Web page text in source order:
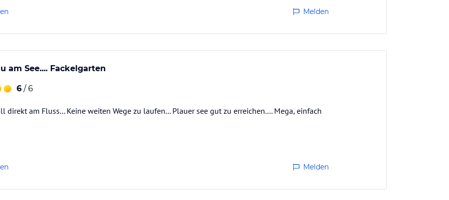
Melden
am See.... Fackelgarten
6 / 6
direkt am Fluss... Keine weiten Wege zu laufen... Plauer see gut zu erreichen.... Mega, einfach
Melden